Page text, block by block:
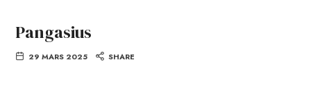
Pangasius
29 MARS 2025 SHARE